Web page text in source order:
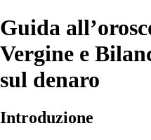
Guida
Vergine e
sul denaro
Introduzione